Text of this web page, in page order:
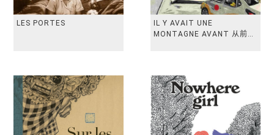
LES PORTES
IL Y AVAIT UNE
MONTAGNE AVANT 从前有